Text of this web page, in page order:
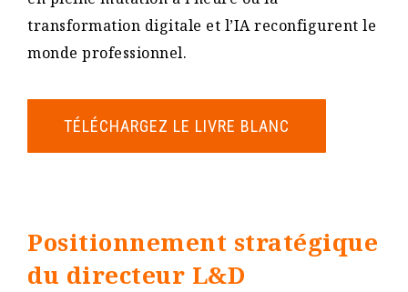
transformation digitale et l’IA reconfigurent le
monde professionnel​​.
TÉLÉCHARGEZ LE LIVRE BLANC
Positionnement stratégique
du directeur L&D